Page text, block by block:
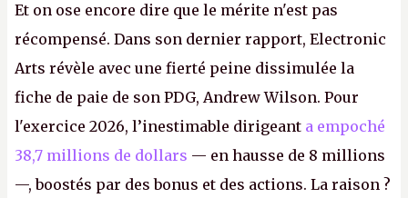
Et on ose encore dire que le mérite n'est pas
récompensé. Dans son dernier rapport, Electronic
Arts révèle avec une fierté peine dissimulée la
fiche de paie de son PDG, Andrew Wilson. Pour
l'exercice 2026, l’inestimable dirigeant a empoché
38,7 millions de dollars — en hausse de 8 millions
—, boostés par des bonus et des actions. La raison ?